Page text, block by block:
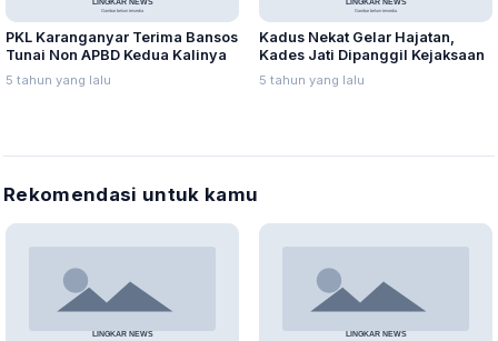
PKL Karanganyar Terima Bansos
Tunai Non APBD Kedua Kalinya
5 tahun yang lalu
Kadus Nekat Gelar Hajatan,
Kades Jati Dipanggil Kejaksaan
5 tahun yang lalu
Rekomendasi untuk kamu